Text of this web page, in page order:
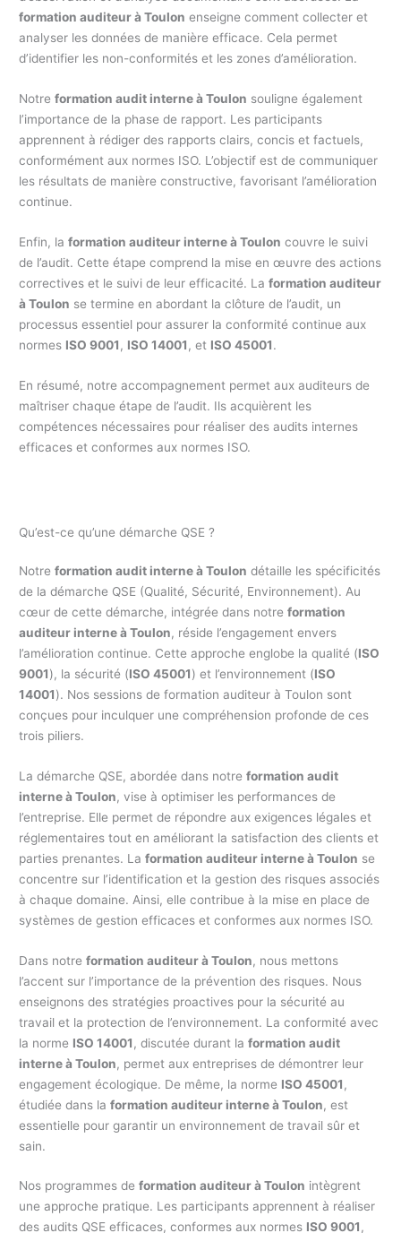
formation auditeur à Toulon enseigne comment collecter et
analyser les données de manière efficace. Cela permet
d’identifier les non-conformités et les zones d’amélioration.
Notreformation audit interne à Toulon souligne également
l’importance de la phase de rapport. Les participants
apprennent à rédiger des rapports clairs, concis et factuels,
conformément aux normes ISO. L’objectif est de communiquer
les résultats de manière constructive, favorisant l’amélioration
continue.
Enfin, laformation auditeur interne à Toulon couvre le suivi
de l’audit. Cette étape comprend la mise en œuvre des actions
correctives et le suivi de leur efficacité. Laformation auditeur
à Toulon se termine en abordant la clôture de l’audit, un
processus essentiel pour assurer la conformité continue aux
normes ISO 9001 , ISO 14001 , et ISO 45001.
En résumé, notre accompagnement permet aux auditeurs de
maîtriser chaque étape de l’audit. Ils acquièrent les
compétences nécessaires pour réaliser des audits internes
efficaces et conformes aux normes ISO.
Qu’est-ce qu’une démarche QSE ?
Notreformation audit interne à Toulon détaille les spécificités
de la démarche QSE (Qualité, Sécurité, Environnement). Au
cœur de cette démarche, intégrée dans notreformation
auditeur interne à Toulon, réside l’engagement envers
l’amélioration continue. Cette approche englobe la qualité (ISO
9001), la sécurité (ISO 45001) et l’environnement (ISO
14001). Nos sessions de formation auditeur à Toulon sont
conçues pour inculquer une compréhension profonde de ces
trois piliers.
La démarche QSE, abordée dans notreformation audit
interne à Toulon, vise à optimiser les performances de
l’entreprise. Elle permet de répondre aux exigences légales et
réglementaires tout en améliorant la satisfaction des clients et
parties prenantes. Laformation auditeur interne à Toulon se
concentre sur l’identification et la gestion des risques associés
à chaque domaine. Ainsi, elle contribue à la mise en place de
systèmes de gestion efficaces et conformes aux normes ISO.
Dans notreformation auditeur à Toulon, nous mettons
l’accent sur l’importance de la prévention des risques. Nous
enseignons des stratégies proactives pour la sécurité au
travail et la protection de l’environnement. La conformité avec
la norme ISO 14001 , discutée durant laformation audit
interne à Toulon, permet aux entreprises de démontrer leur
engagement écologique. De même, la norme ISO 45001 ,
étudiée dans laformation auditeur interne à Toulon, est
essentielle pour garantir un environnement de travail sûr et
sain.
Nos programmes deformation auditeur à Toulon intègrent
une approche pratique. Les participants apprennent à réaliser
des audits QSE efficaces, conformes aux normes ISO 9001,